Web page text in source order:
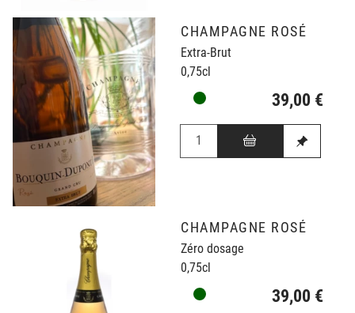
CHAMPAGNE ROSÉ
Extra-Brut
0,75cl
39,00 €
CHAMPAGNE ROSÉ
Zéro dosage
0,75cl
39,00 €